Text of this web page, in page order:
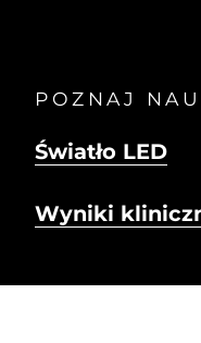
POZNAJ
Światło LED
Wyniki